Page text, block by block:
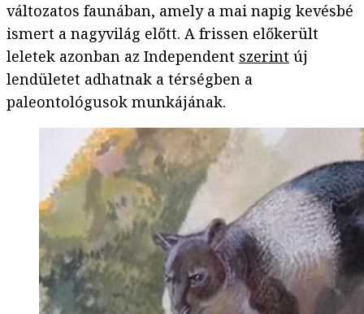
változatos faunában, amely a mai napig kevésbé
ismert a nagyvilág előtt. A frissen előkerült
leletek azonban az Independent szerint új
lendületet adhatnak a térségben a
paleontológusok munkájának.